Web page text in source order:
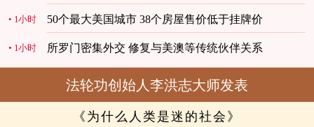
1小时 50个最大美国城市 38个房屋售价低于挂牌价
1小时 所罗门密集外交 修复与美澳等传统伙伴关系
法轮功创始人李洪志大师发表
《为什么人类是迷的社会》